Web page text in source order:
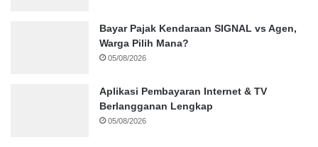
Bayar Pajak Kendaraan SIGNAL vs Agen,
Warga Pilih Mana?
05/08/2026
Aplikasi Pembayaran Internet & TV
Berlangganan Lengkap
05/08/2026